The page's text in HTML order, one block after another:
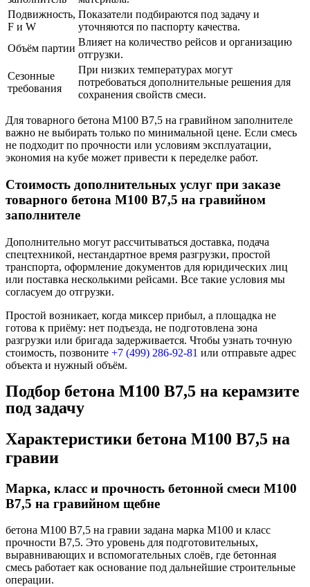
Подвижность,
F и W
Показатели подбираются под задачу и
уточняются по паспорту качества.
Объём партии
Влияет на количество рейсов и организацию
отгрузки.
Сезонные
требования
При низких температурах могут
потребоваться дополнительные решения для
сохранения свойств смеси.
Для товарного бетона М100 В7,5 на гравийном заполнителе
важно не выбирать только по минимальной цене. Если смесь
не подходит по прочности или условиям эксплуатации,
экономия на кубе может привести к переделке работ.
Стоимость дополнительных услуг при заказе
товарного бетона М100 В7,5 на гравийном
заполнителе
Дополнительно могут рассчитываться доставка, подача
спецтехникой, нестандартное время разгрузки, простой
транспорта, оформление документов для юридических лиц
или поставка несколькими рейсами. Все такие условия мы
согласуем до отгрузки.
Простой возникает, когда миксер прибыл, а площадка не
готова к приёму: нет подъезда, не подготовлена зона
разгрузки или бригада задерживается. Чтобы узнать точную
стоимость, позвоните +7 (499) 286-92-81 или отправьте адрес
объекта и нужный объём.
Подбор бетона М100 В7,5 на керамзите
под задачу
Характеристики бетона М100 В7,5 на
гравии
Марка, класс и прочность бетонной смеси М100
В7,5 на гравийном щебне
бетона М100 В7,5 на гравии задана марка М100 и класс
прочности В7,5. Это уровень для подготовительных,
выравнивающих и вспомогательных слоёв, где бетонная
смесь работает как основание под дальнейшие строительные
операции.